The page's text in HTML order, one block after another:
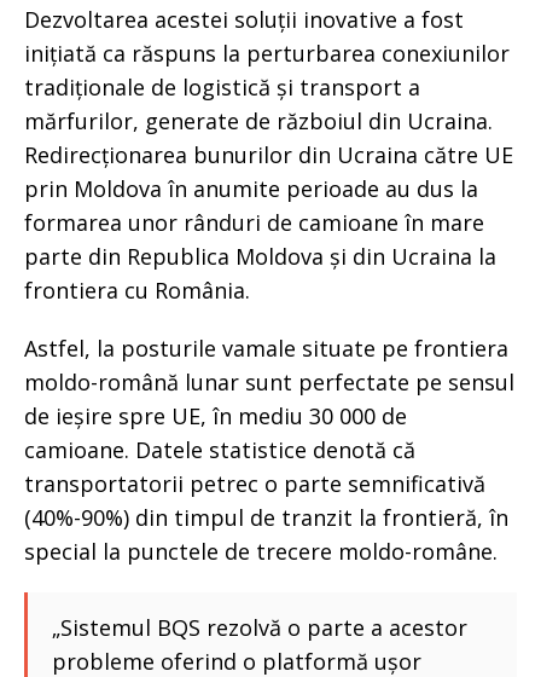
Dezvoltarea acestei soluții inovative a fost
inițiată ca răspuns la perturbarea conexiunilor
tradiționale de logistică și transport a
mărfurilor, generate de războiul din Ucraina.
Redirecționarea bunurilor din Ucraina către UE
prin Moldova în anumite perioade au dus la
formarea unor rânduri de camioane în mare
parte din Republica Moldova și din Ucraina la
frontiera cu România.
Astfel, la posturile vamale situate pe frontiera
moldo-română lunar sunt perfectate pe sensul
de ieșire spre UE, în mediu 30 000 de
camioane. Datele statistice denotă că
transportatorii petrec o parte semnificativă
(40%-90%) din timpul de tranzit la frontieră, în
special la punctele de trecere moldo-române.
„Sistemul BQS rezolvă o parte a acestor
probleme oferind o platformă ușor